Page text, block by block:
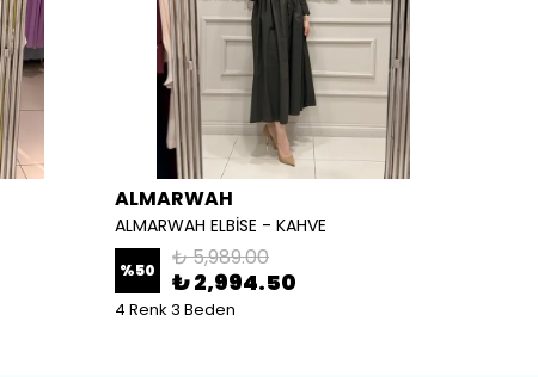
ALMARWAH
ALMARWAH ELBİSE - KAHVE
%50 ₺ 5,989.00
₺ 2,994.50
4 Renk 3 Beden